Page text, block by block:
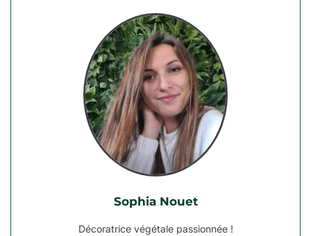
Sophia Nouet
Décoratrice végétale passionnée !